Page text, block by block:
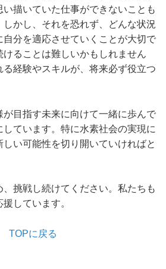
い描いていた仕事ができないことも
かし、それを恐れず、どんな状況
自分を適応させていくことが大切で
ることは難しいかもしれません
経験やスキルが、将来必ず役立つ
目指す未来に向けて一緒に歩んで
ています。特に水素社会の実現に
い可能性を切り開いていければと
挑戦し続けてください。私たちも
しています。
TOPに戻る